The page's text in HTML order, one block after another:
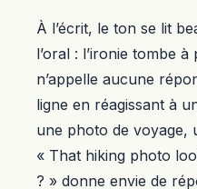
À l’écrit, le ton se lit
l’oral : l’ironie tombe
n’appelle aucune
ligne en réagissant à
une photo de voyage,
« That hiking photo
? » donne envie de